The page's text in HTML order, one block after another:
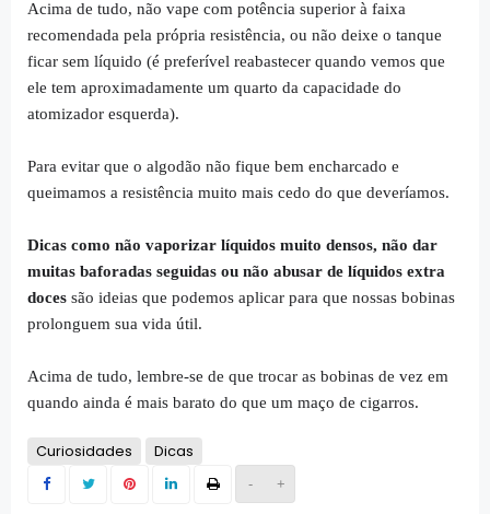
- +
Acima de tudo, não vape com potência superior à faixa
recomendada pela própria resistência, ou não deixe o tanque
ficar sem líquido (é preferível reabastecer quando vemos que
ele tem aproximadamente um quarto da capacidade do
atomizador esquerda).
Para evitar que o algodão não fique bem encharcado e
queimamos a resistência muito mais cedo do que deveríamos.
Dicas como não vaporizar líquidos muito densos, não dar
muitas baforadas seguidas ou não abusar de líquidos extra
doces são ideias que podemos aplicar para que nossas bobinas
prolonguem sua vida útil.
Acima de tudo, lembre-se de que trocar as bobinas de vez em
quando ainda é mais barato do que um maço de cigarros.
Curiosidades Dicas